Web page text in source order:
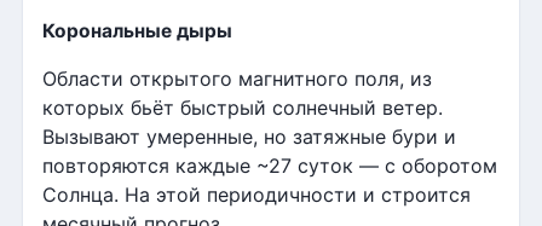
Корональные дыры
Области открытого магнитного поля, из
которых бьёт быстрый солнечный ветер.
Вызывают умеренные, но затяжные бури и
повторяются каждые ~27 суток — с оборотом
Солнца. На этой периодичности и строится